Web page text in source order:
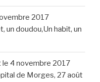
2017
un doudou,Un habit, un
le 4 novembre 2017
de Morges, 27 août